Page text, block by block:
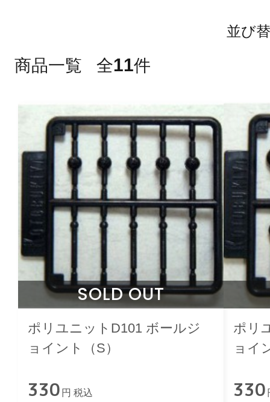
並び
商品一覧 全11件
SOLD OUT
ポリユニットD101 ボールジ
ョイント（S）
330 円 税込
ポリ
ョイ
330